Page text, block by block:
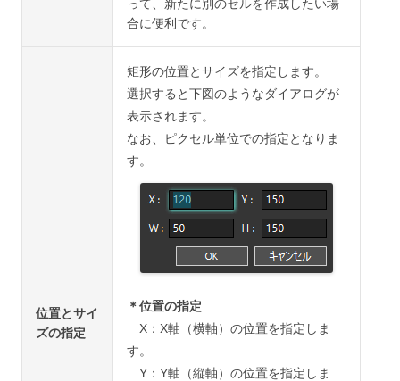
って、新たに別のセルを作成したい場
合に便利です。
位置とサイ
ズの指定
矩形の位置とサイズを指定します。
選択すると下図のようなダイアログが
表示されます。
なお、ピクセル単位での指定となりま
す。
＊位置の指定
X：X軸（横軸）の位置を指定しま
す。
Y：Y軸（縦軸）の位置を指定しま